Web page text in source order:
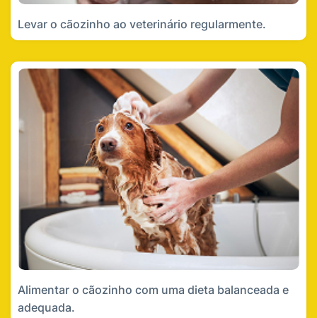
Levar o cãozinho ao veterinário regularmente.
Alimentar o cãozinho com uma dieta balanceada e
adequada.